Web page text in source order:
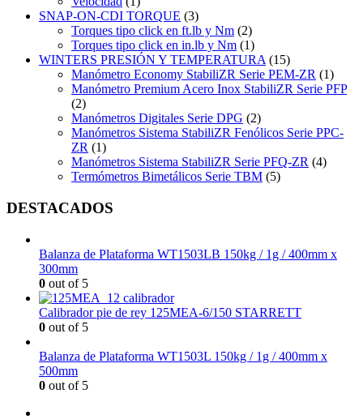
SNAP-ON-CDI TORQUE (3)
Torques tipo click en ft.lb y Nm (2)
Torques tipo click en in.lb y Nm (1)
WINTERS PRESIÓN Y TEMPERATURA (15)
Manómetro Economy StabiliZR Serie PEM-ZR (1)
Manómetro Premium Acero Inox StabiliZR Serie PFP
(2)
Manómetros Digitales Serie DPG (2)
Manómetros Sistema StabiliZR Fenólicos Serie PPC-
ZR (1)
Manómetros Sistema StabiliZR Serie PFQ-ZR (4)
Termómetros Bimetálicos Serie TBM (5)
DESTACADOS
Balanza de Plataforma WT1503LB 150kg / 1g / 400mm x
300mm
0 out of 5
Calibrador pie de rey 125MEA-6/150 STARRETT
0 out of 5
Balanza de Plataforma WT1503L 150kg / 1g / 400mm x
500mm
0 out of 5